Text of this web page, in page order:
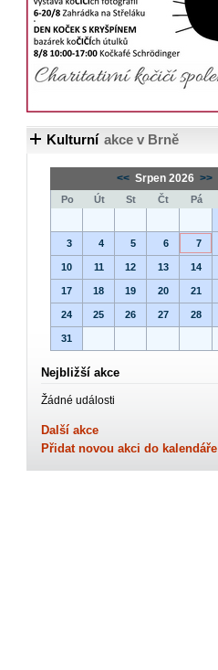
Kulturní akce v Brně
<< Srpen 2026 >>
Po Út St Čt Pá
3 4 5 6 7
10 11 12 13 14
17 18 19 20 21
24 25 26 27 28
31
Nejbližší akce
Žádné události
Další akce
Přidat novou akci do kalendáře